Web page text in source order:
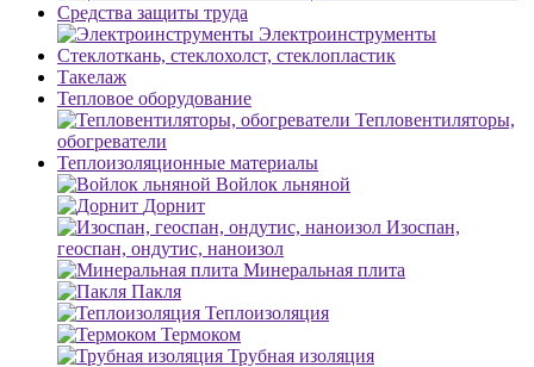
Средства защиты труда
Электроинструменты
Стеклоткань, стеклохолст, стеклопластик
Такелаж
Тепловое оборудование
Тепловентиляторы,
обогреватели
Теплоизоляционные материалы
Войлок льняной
Дорнит
Изоспан,
геоспан, ондутис, наноизол
Минеральная плита
Пакля
Теплоизоляция
Термоком
Трубная изоляция